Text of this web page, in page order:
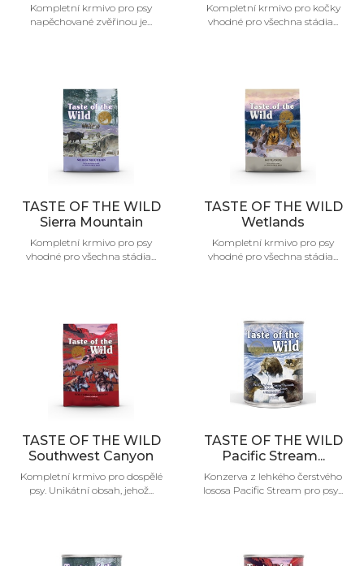
Kompletní krmivo pro psy
napěchované zvěřinou je...
Kompletní krmivo pro kočky
vhodné pro všechna stádia...
TASTE OF THE WILD
Sierra Mountain
Kompletní krmivo pro psy
vhodné pro všechna stádia...
TASTE OF THE WILD
Wetlands
Kompletní krmivo pro psy
vhodné pro všechna stádia...
TASTE OF THE WILD
Southwest Canyon
Kompletní krmivo pro dospělé
psy. Unikátní obsah, jehož...
TASTE OF THE WILD
Pacific Stream...
Konzerva z lehkého čerstvého
lososa Pacific Stream pro psy...